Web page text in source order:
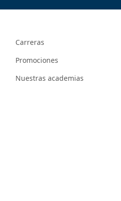
Carreras
Promociones
Nuestras academias